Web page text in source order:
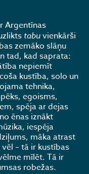
Argentīnas
tabuvienkārši
zemāko slāņu
tad, kad saprata:
nepiemīt
kustība, solo un
tehnika,
egoisms,
spēja ar dejas
ēnas iznākt
iespēja
māka atrast
– tā ir kustības
mīlēt. Tā ir
robežas.